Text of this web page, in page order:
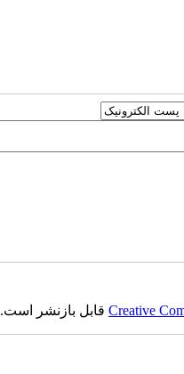
Creativeقابل بازنشر است.